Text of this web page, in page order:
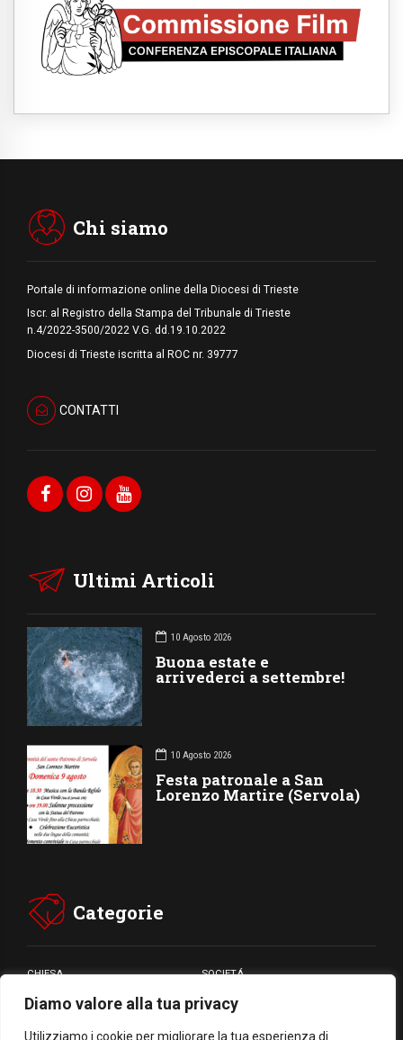
Diamo valore alla tua privacy
Utilizziamo i cookie per migliorare la tua esperienza di
10.08.2026
Cisgiordania, i cristiani di Taybeh:
abbandonati davanti alla violenza dei coloni
10.08.2026
10.08.2026
Chi siamo
Portale di informazione online della Diocesi di Trieste
Iscr. al Registro della Stampa del Tribunale di Trieste
n.4/2022-3500/2022 V.G. dd.19.10.2022
Diocesi di Trieste iscritta al ROC nr. 39777
CONTATTI
Ultimi Articoli
10 Agosto 2026
Buona estate e
arrivederci a settembre!
10 Agosto 2026
Festa patronale a San
Lorenzo Martire (Servola)
Categorie
CHIESA SOCIETÁ
CARITÁ GIUBILEO
CULTURA MEDIA